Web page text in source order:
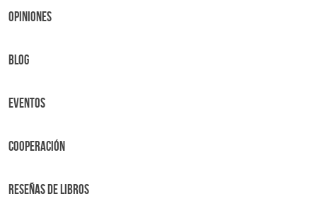
OPINIONES
BLOG
Eventos
Cooperación
Reseñas de libros